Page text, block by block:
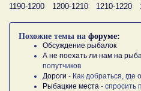
1190-1200
1200-1210 1210-1220
Похожие темы на форуме:
Обсуждение рыбалок
А не поехать ли нам на
попутчиков
Дороги - Как добраться, где
Рыбацкие места - спросить